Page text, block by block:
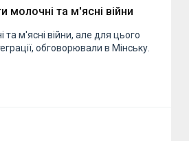
молочні та м'ясні війни
та м'ясні війни, але для цього
обговорювали в Мінську.